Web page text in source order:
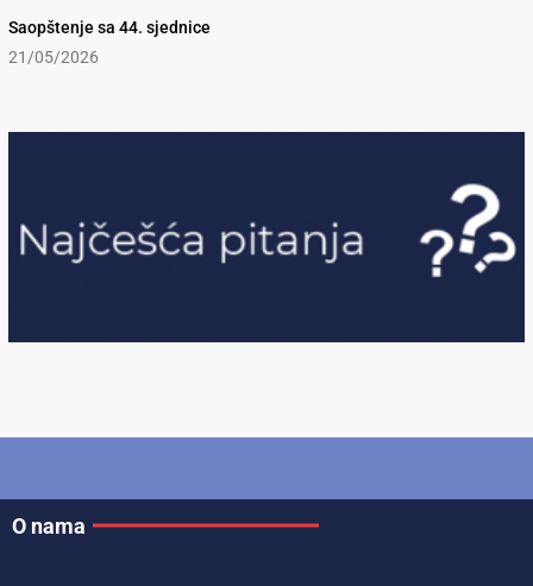
Saopštenje sa 44. sjednice
21/05/2026
O nama